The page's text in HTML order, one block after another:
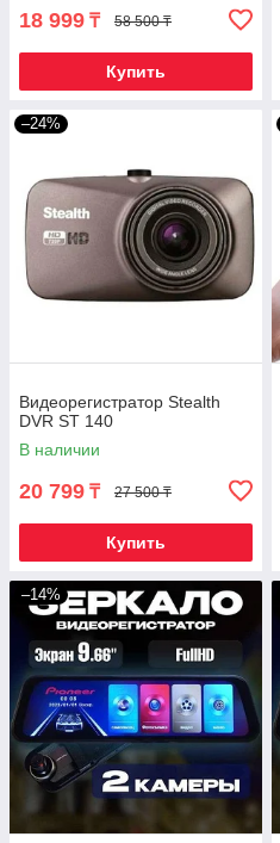
18 999 ₸ 58 500 ₸
Купить
–24%
Видеорегистратор Stealth
DVR ST 140
В наличии
20 799 ₸ 27 500 ₸
Купить
–14%